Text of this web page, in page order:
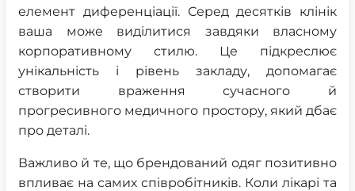
елемент диференціації. Серед десятків клінік
ваша може виділитися завдяки власному
корпоративному стилю. Це підкреслює
унікальність і рівень закладу, допомагає
створити враження сучасного й
прогресивного медичного простору, який дбає
про деталі.
Важливо й те, що брендований одяг позитивно
впливає на самих співробітників. Коли лікарі та